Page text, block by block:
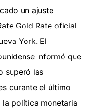
un ajuste
Gold Rate oficial
York. El
informó que
superó las
durante el último
política monetaria